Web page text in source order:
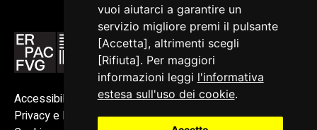
vuoi aiutarci a garantire un
servizio migliore premi il pulsante
[Accetta], altrimenti scegli
[Rifiuta]. Per maggiori
informazioni leggi l'informativa
estesa sull'uso dei cookie.
Accessibilità
Privacy e Note legali